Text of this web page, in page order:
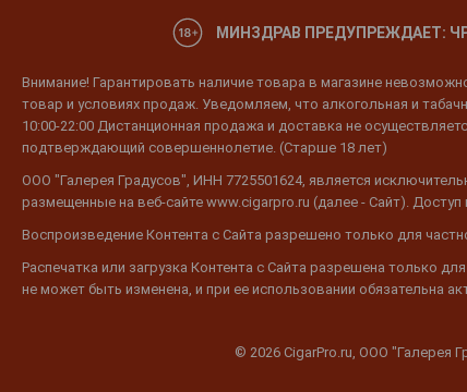
МИНЗДРАВ ПРЕДУПРЕЖДАЕТ:
Внимание! Гарантировать наличие товара в магазине
товар и условиях продаж. Уведомляем, что алкогольная и
10:00-22:00 Дистанционная продажа и доставка не
подтверждающий совершеннолетие. (Старше 18 лет)
ООО "Галерея Градусов", ИНН 7725501624, является
размещенные на веб-сайте www.cigarpro.ru (далее - Сайт).
Воспроизведение Контента с Сайта разрешено только для
Распечатка или загрузка Контента с Сайта разрешена только
не может быть изменена, и при ее использовании обязательна
© 2026 CigarPro.ru, ООО "Галерея